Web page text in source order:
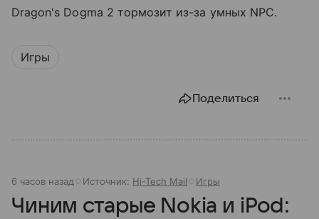
Dragon's Dogma 2 тормозит из-за умных NPC.
Игры
Поделиться
6 часов назад Источник: Hi-Tech Mail Игры
Чиним старые Nokia и iPod: